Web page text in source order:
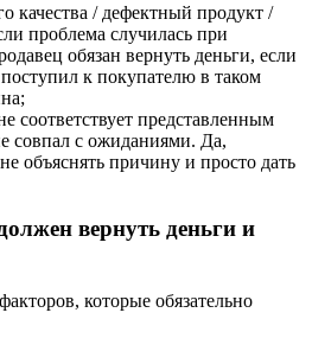
качества / дефектный продукт /
проблема случилась при
обязан вернуть деньги, если
поступил к покупателю в таком
соответствует представленным
совпал с ожиданиями. Да,
объяснять причину и просто дать
вернуть деньги и
которые обязательно